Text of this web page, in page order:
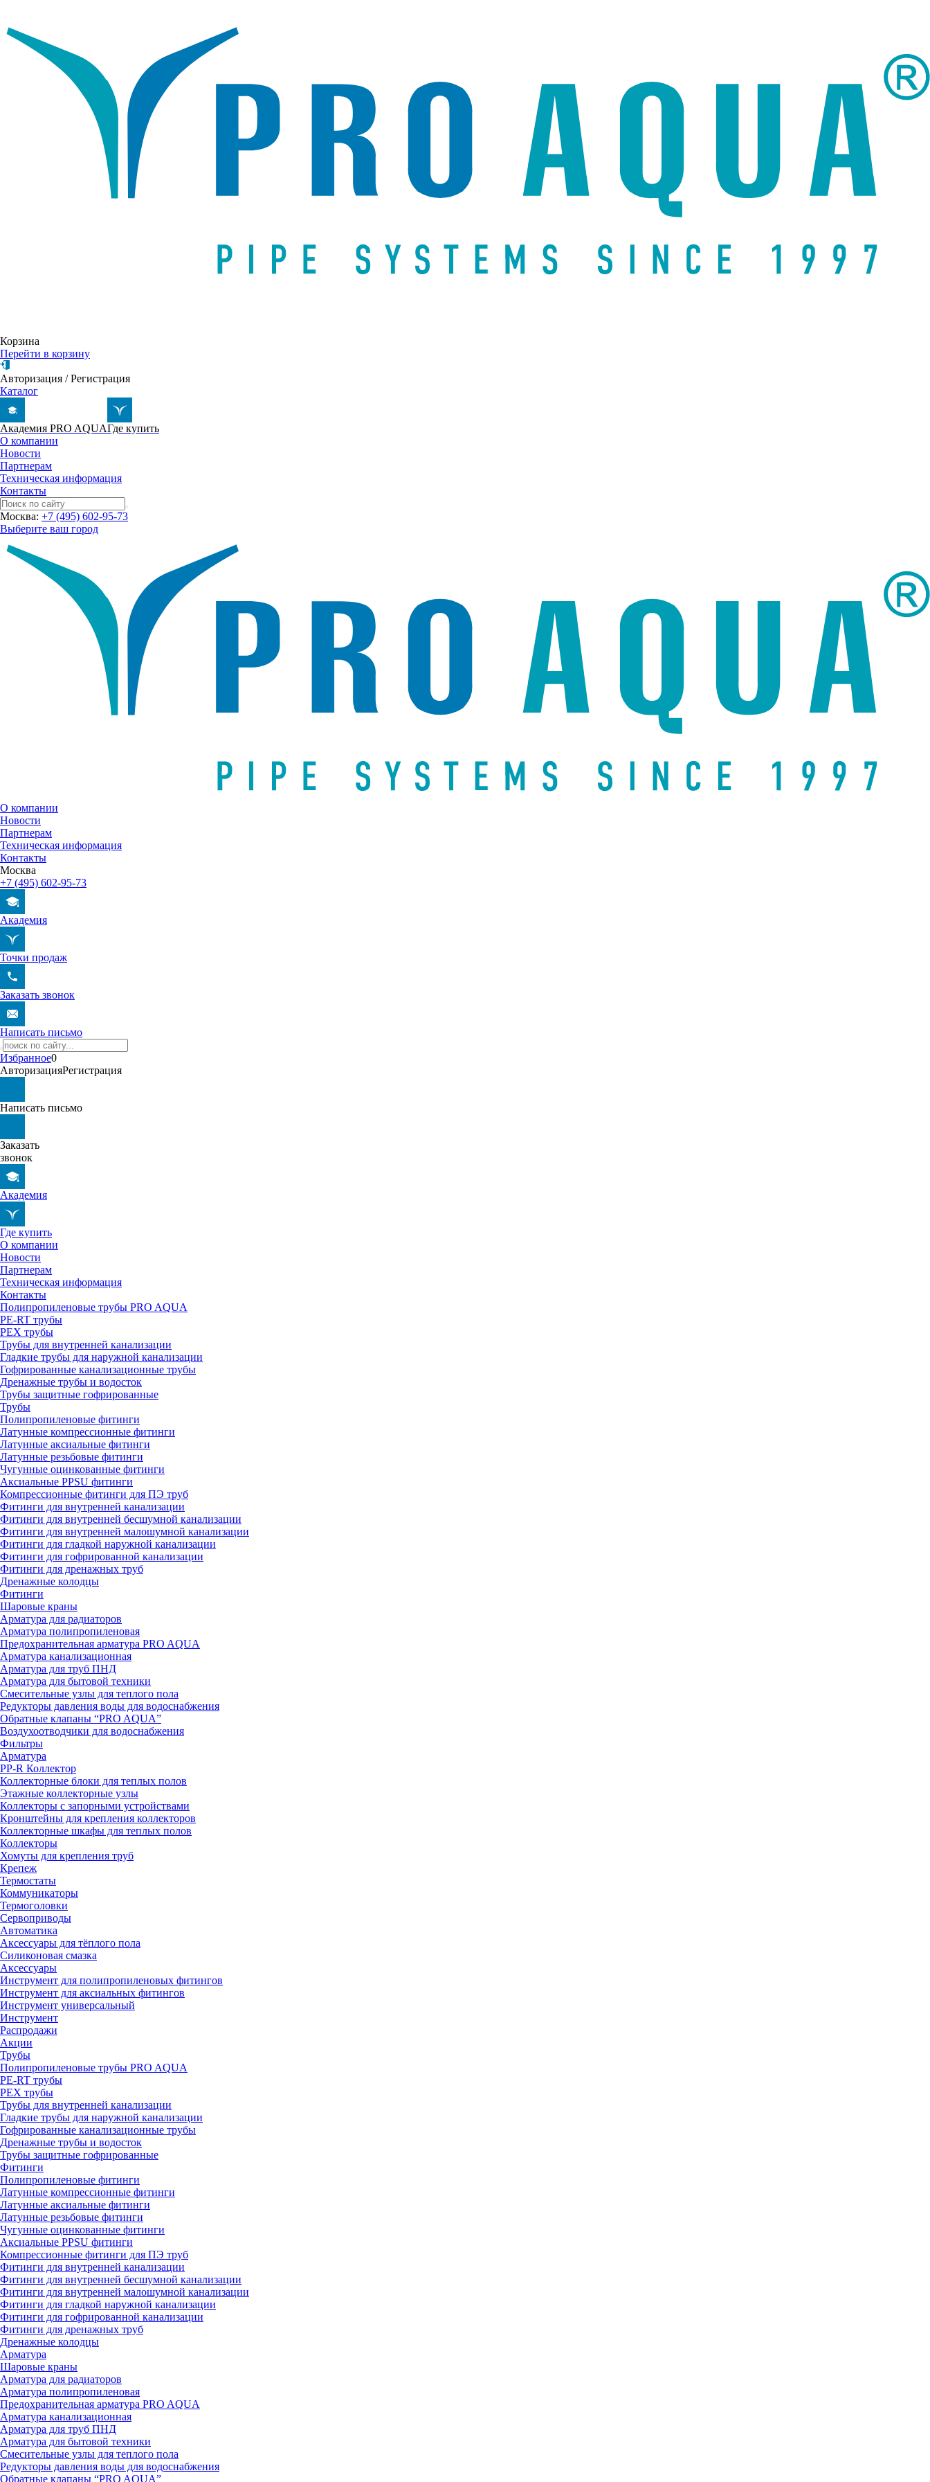
Корзина
Перейти в корзину
Авторизация /Регистрация
Каталог
Академия PRO AQUAГде купить
О компании
Новости
Партнерам
Техническая информация
Контакты
Москва: +7 (495) 602-95-73
Выберите ваш город
О компании
Новости
Партнерам
Техническая информация
Контакты
Москва
+7 (495) 602-95-73
Академия
Точки продаж
Заказать звонок
Написать письмо
Избранное0
АвторизацияРегистрация
Написать письмо
Заказать
звонок
Академия
Где купить
О компании
Новости
Партнерам
Техническая информация
Контакты
Полипропиленовые трубы PRO AQUA
PE-RT трубы
PEX трубы
Трубы для внутренней канализации
Гладкие трубы для наружной канализации
Гофрированные канализационные трубы
Дренажные трубы и водосток
Трубы защитные гофрированные
Трубы
Полипропиленовые фитинги
Латунные компрессионные фитинги
Латунные аксиальные фитинги
Латунные резьбовые фитинги
Чугунные оцинкованные фитинги
Аксиальные PPSU фитинги
Компрессионные фитинги для ПЭ труб
Фитинги для внутренней канализации
Фитинги для внутренней бесшумной канализации
Фитинги для внутренней малошумной канализации
Фитинги для гладкой наружной канализации
Фитинги для гофрированной канализации
Фитинги для дренажных труб
Дренажные колодцы
Фитинги
Шаровые краны
Арматура для радиаторов
Арматура полипропиленовая
Предохранительная арматура PRO AQUA
Арматура канализационная
Арматура для труб ПНД
Арматура для бытовой техники
Смесительные узлы для теплого пола
Редукторы давления воды для водоснабжения
Обратные клапаны “PRO AQUA”
Воздухоотводчики для водоснабжения
Фильтры
Арматура
PP-R Коллектор
Коллекторные блоки для теплых полов
Этажные коллекторные узлы
Коллекторы с запорными устройствами
Кронштейны для крепления коллекторов
Коллекторные шкафы для теплых полов
Коллекторы
Хомуты для крепления труб
Крепеж
Термостаты
Коммуникаторы
Термоголовки
Сервоприводы
Автоматика
Аксессуары для тёплого пола
Силиконовая смазка
Аксессуары
Инструмент для полипропиленовых фитингов
Инструмент для аксиальных фитингов
Инструмент универсальный
Инструмент
Распродажи
Акции
Трубы
Полипропиленовые трубы PRO AQUA
PE-RT трубы
PEX трубы
Трубы для внутренней канализации
Гладкие трубы для наружной канализации
Гофрированные канализационные трубы
Дренажные трубы и водосток
Трубы защитные гофрированные
Фитинги
Полипропиленовые фитинги
Латунные компрессионные фитинги
Латунные аксиальные фитинги
Латунные резьбовые фитинги
Чугунные оцинкованные фитинги
Аксиальные PPSU фитинги
Компрессионные фитинги для ПЭ труб
Фитинги для внутренней канализации
Фитинги для внутренней бесшумной канализации
Фитинги для внутренней малошумной канализации
Фитинги для гладкой наружной канализации
Фитинги для гофрированной канализации
Фитинги для дренажных труб
Дренажные колодцы
Арматура
Шаровые краны
Арматура для радиаторов
Арматура полипропиленовая
Предохранительная арматура PRO AQUA
Арматура канализационная
Арматура для труб ПНД
Арматура для бытовой техники
Смесительные узлы для теплого пола
Редукторы давления воды для водоснабжения
Обратные клапаны “PRO AQUA”